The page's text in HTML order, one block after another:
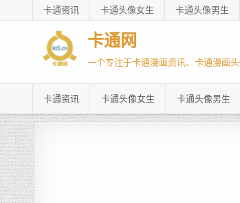
卡通资讯 卡通头像女生 卡通头像男生
卡通网
一个专注于卡通漫画资讯、卡通漫画
卡通资讯 卡通头像女生 卡通头像男生